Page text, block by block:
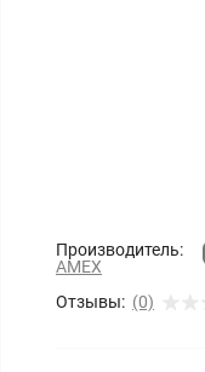
Производитель:
AMEX
Отзывы: (0)